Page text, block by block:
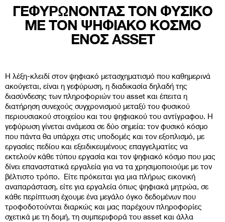
ΓΕΦΥΡΩΝΟΝΤΑΣ ΤΟΝ ΦΥΣΙΚΟ
ΜΕ ΤΟΝ ΨΗΦΙΑΚΟ ΚΟΣΜΟ
ΕΝΟΣ ASSET
Η λέξη-κλειδί στον ψηφιακό μετασχηματισμό που καθημερινά
ακούγεται, είναι η γεφύρωση, η διαδικασία δηλαδή της
διασύνδεσης των πληροφοριών του asset και έπειτα η
διατήρηση συνεχούς συγχρονισμού μεταξύ του φυσικού
περιουσιακού στοιχείου και του ψηφιακού του αντίγραφου. Η
γεφύρωση γίνεται ανάμεσα σε δύο σημεία: τον φυσικό κόσμο
που πάντα θα υπάρχει στις υποδομές και τον εξοπλισμό, με
εργασίες πεδίου και εξειδικευμένους επαγγελματίες να
εκτελούν κάθε τύπου εργασία και τον ψηφιακό κόσμο που μας
δίνει επαναστατικά εργαλεία για να τα χρησιμοποιούμε με τον
βέλτιστο τρόπο. Είτε πρόκειται για μια πλήρως εικονική
αναπαράσταση, είτε για εργαλεία όπως ψηφιακά μητρώα, σε
κάθε περίπτωση έχουμε ένα μεγάλο όγκο δεδομένων που
τροφοδοτούνται διαρκώς και μας παρέχουν πληροφορίες
σχετικά με τη δομή, τη συμπεριφορά του asset και άλλα